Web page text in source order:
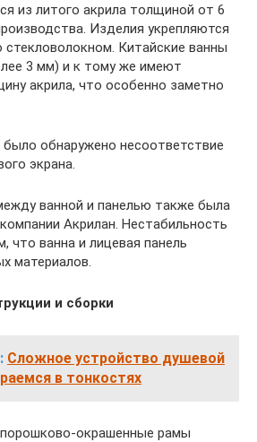
из литого акрила толщиной от 6
Изделия укрепляются
Китайские ванны
3 мм) и к тому же имеют
акрила, что особенно заметно
было обнаружено несоответствие
экрана.
ванной и панелью также была
Акрилан. Нестабильность
что ванна и лицевая панель
материалов.
и сборки
Сложное устройство душевой
в тонкостях
окрашенные рамы